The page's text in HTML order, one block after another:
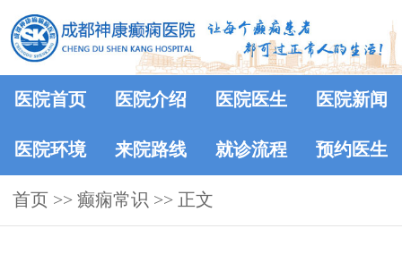
医院首页 医院介绍 医院医生 医院新闻
医院环境 来院路线 就诊流程 预约医生
首页 >> 癫痫常识 >> 正文